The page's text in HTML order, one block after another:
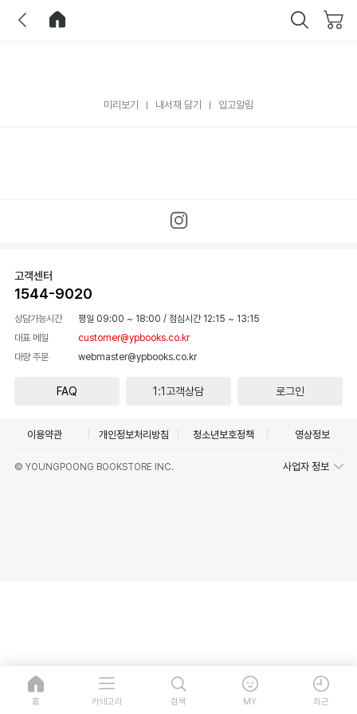
미리보기 내서재 담기 입고알림
고객센터
1544-9020
상담가능시간 평일 09:00 ~ 18:00 / 점심시간 12:15 ~ 13:15
대표 메일
customer@ypbooks.co.kr
대량 주문
webmaster@ypbooks.co.kr
FAQ 1:1고객상담 로그인
이용약관 개인정보처리방침 청소년보호정책 영상정보
© YOUNGPOONG BOOKSTORE INC. 사업자 정보
홈 카테고리 검색 MY 최근